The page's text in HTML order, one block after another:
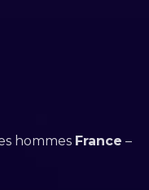
hommes France –